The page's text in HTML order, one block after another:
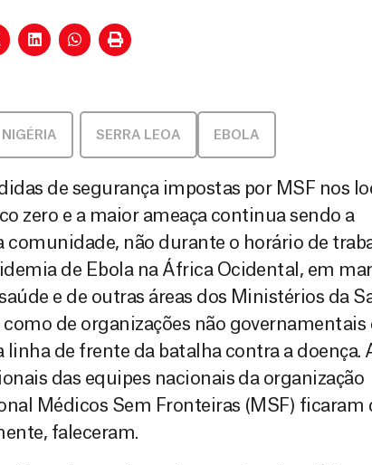
NIGÉRIA SERRA LEOA EBOLA
de segurança impostas por MSF nos
zero e a maior ameaça continua sendo a
comunidade, não durante o horário de
de Ebola na África Ocidental, em
e de outras áreas dos Ministérios da
de organizações não governamentais
linha de frente da batalha contra a doença.
das equipes nacionais da organização
Médicos Sem Fronteiras (MSF) ficaram
faleceram.